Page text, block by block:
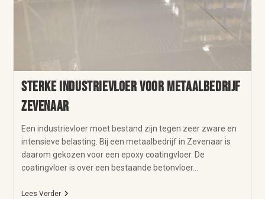
Sterke industrievloer voor metaalbedrijf
Zevenaar
Een industrievloer moet bestand zijn tegen zeer zware en
intensieve belasting. Bij een metaalbedrijf in Zevenaar is
daarom gekozen voor een epoxy coatingvloer. De
coatingvloer is over een bestaande betonvloer…
Lees Verder